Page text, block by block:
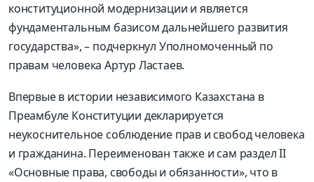
конституционной модернизации и является
фундаментальным базисом дальнейшего развития
государства», – подчеркнул Уполномоченный по
правам человека Артур Ластаев.
Впервые в истории независимого Казахстана в
Преамбуле Конституции декларируется
неукоснительное соблюдение прав и свобод человека
и гражданина. Переименован также и сам раздел II
«Основные права, свободы и обязанности», что в